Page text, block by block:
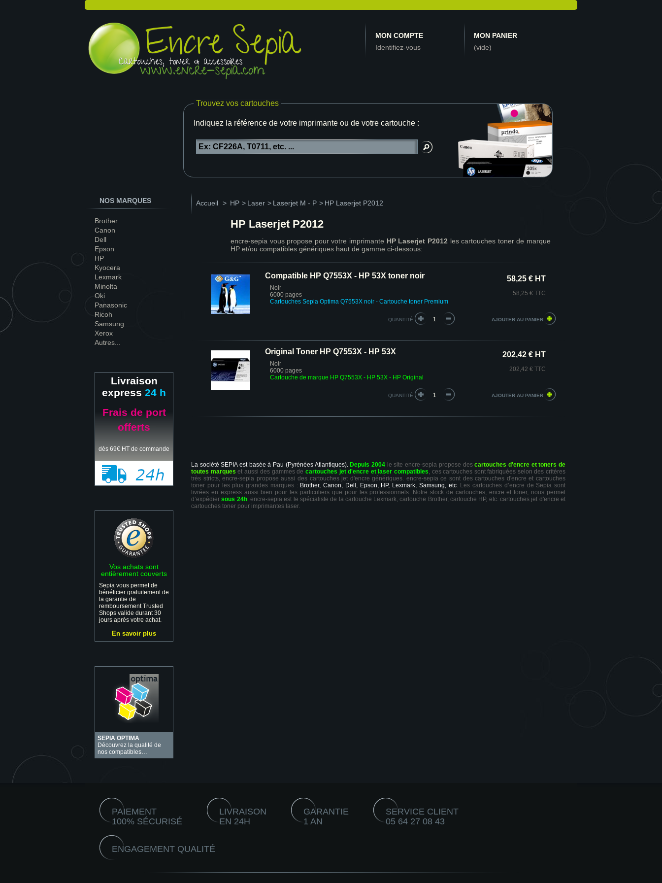
MON COMPTE
Identifiez-vous
MON PANIER
(vide)
Trouvez vos cartouches
Indiquez la référence de votre imprimante ou de votre cartouche :
NOS MARQUES
Brother
Canon
Dell
Epson
HP
Kyocera
Lexmark
Minolta
Oki
Panasonic
Ricoh
Samsung
Xerox
Autres...
Livraison
express 24 h
Frais de port
offerts
dès 69€ HT de commande
Vos achats sont
entièrement couverts
Sepia vous permet de
bénéficier gratuitement de
la garantie de
remboursement Trusted
Shops valide durant 30
jours après votre achat.
En savoir plus
SEPIA OPTIMA
Découvrez la qualité de
nos compatibles…
Accueil > HP > Laser > Laserjet M - P > HP Laserjet P2012
HP Laserjet P2012
encre-sepia vous propose pour votre imprimante HP Laserjet P2012 les cartouches toner de marque
HP et/ou compatibles génériques haut de gamme ci-dessous:
Compatible HP Q7553X - HP 53X toner noir
Noir
6000 pages
Cartouches Sepia Optima Q7553X noir - Cartouche toner Premium
58,25 € HT
58,25 € TTC
QUANTITÉ
Original Toner HP Q7553X - HP 53X
Noir
6000 pages
Cartouche de marque HP Q7553X - HP 53X - HP Original
202,42 € HT
202,42 € TTC
QUANTITÉ
La société SEPIA est basée à Pau (Pyrénées Atlantiques). Depuis 2004 le site encre-sepia propose descartouches d'encre et toners de
toutes marques et aussi des gammes decartouches jet d'encre et laser compatibles, ces cartouches sont fabriquées selon des critères
très stricts, encre-sepia propose aussi des cartouches jet d'encre génériques. encre-sepia ce sont des cartouches d'encre et cartouches
toner pour les plus grandes marques : Brother, Canon, Dell, Epson, HP, Lexmark, Samsung, etc. Les cartouches d’encre de Sepia sont
livrées en express aussi bien pour les particuliers que pour les professionnels. Notre stock de cartouches, encre et toner, nous permet
d’expédiersous 24h. encre-sepia est le spécialiste de la cartouche Lexmark, cartouche Brother, cartouche HP, etc. cartouches jet d'encre et
cartouches toner pour imprimantes laser.
PAIEMENT
100% SÉCURISÉ
LIVRAISON
EN 24H
GARANTIE
1 AN
SERVICE CLIENT
05 64 27 08 43
ENGAGEMENT QUALITÉ